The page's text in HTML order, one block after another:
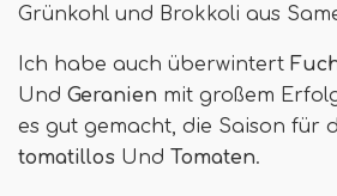
Grünkohl und Brokkoli aus
Ich habe auch überwintert
Und Geranien mit großem
es gut gemacht, die Saison für
tomatillos Und Tomaten.